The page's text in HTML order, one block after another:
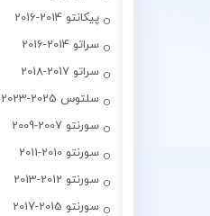
پیکانتو 2014-2016
سراتو 2014-2016
سراتو 2017-2018
سلتوس 2025-2023
سورنتو 2007-2009
سورنتو 2010-2011
سورنتو 2012-2013
سورنتو 2015-2017